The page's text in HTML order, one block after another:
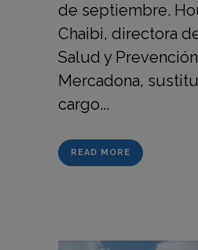
de septiembre.
Chaibi, directora
Salud y
Mercadona,
cargo...
READ MORE